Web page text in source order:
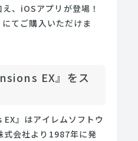
iOSアプリが登場！
てご購入いただけま
EX』をス
』はアイレムソフトウ
式会社より1987年に発